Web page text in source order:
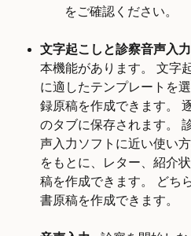
をご確認ください。
文字起こしと診察音声入
本機能があります。 文字
に適したテンプレートを
録原稿を作成できます。
のタブに保存されます。
声入力ソフトに近い使い
をもとに、レター、紹介
稿を作成できます。 どち
書原稿を作成できます。